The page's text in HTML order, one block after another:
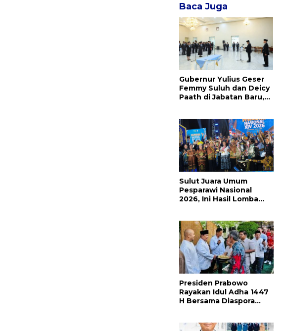
Baca Juga
Gubernur Yulius Geser
Femmy Suluh dan Deicy
Paath di Jabatan Baru,
Sulut Juara Umum
Pesparawi Nasional
2026, Ini Hasil Lomba
Presiden Prabowo
Rayakan Idul Adha 1447
H Bersama Diaspora